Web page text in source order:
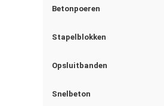
Betonpoeren
Stapelblokken
Opsluitbanden
Snelbeton